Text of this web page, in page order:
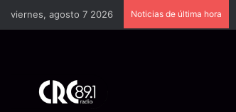
viernes, agosto 7 2026 Noticias de última hora